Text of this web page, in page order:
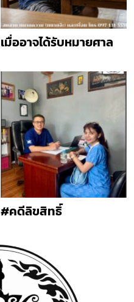
เมื่ออาจได้รับหมายศาล
#คดีลิขสิทธิ์